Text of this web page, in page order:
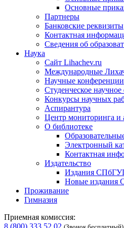
Основные
Партнеры
Банковские реквизиты
Контактная
Сведения об
Наука
Сайт Lihachev.ru
Международные
Научные конференции
Студенческое
Конкурсы научных
Аспирантура
Центр мониторинга и
О библиотеке
Электронный
Контактная
Издательство
Издания
Новые издания
Проживание
Гимназия
Приемная комиссия:
8 (800) 333 52 02